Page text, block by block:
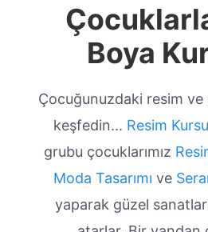
Boya
Çocuğunuzdaki resim
keşfedin... Resim
grubu çocuklarımız
Moda Tasarımı ve
yaparak güzel